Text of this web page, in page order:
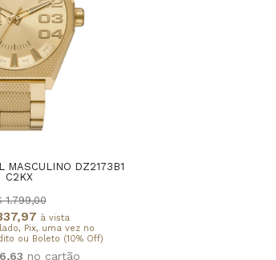
MASCULINO DZ2173B1
C2KX
à vista
Pix, uma vez no
ou Boleto (10% Off)
1.799,00